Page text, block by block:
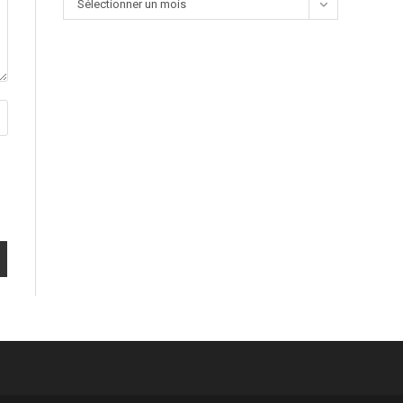
Sélectionner un mois